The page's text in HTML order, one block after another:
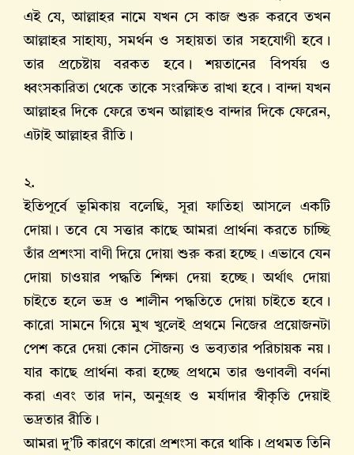
এই যে, আল্লাহর নামে যখন সে কাজ শুরু করবে তখন
আল্লাহর সাহায্য, সমর্থন ও সহায়তা তার সহযোগী হবে।
তার প্রচেষ্টায় বরকত হবে। শয়তানের বিপর্যয় ও
ধ্বংসকারিতা থেকে তাকে সংরক্ষিত রাখা হবে। বান্দা যখন
আল্লাহর দিকে ফেরে তখন আল্লাহও বান্দার দিকে ফেরেন,
এটাই আল্লাহর রীতি।
২.
ইতিপূর্বে ভূমিকায় বলেছি, সূরা ফাতিহা আসলে একটি
দোয়া। তবে যে সত্তার কাছে আমরা প্রার্থনা করতে চাচ্ছি
তাঁর প্রশংসা বাণী দিয়ে দোয়া শুরু করা হচ্ছে। এভাবে যেন
দোয়া চাওয়ার পদ্ধতি শিক্ষা দেয়া হচ্ছে। অর্থাৎ দোয়া
চাইতে হলে ভদ্র ও শালীন পদ্ধতিতে দোয়া চাইতে হবে।
কারো সামনে গিয়ে মুখ খুলেই প্রথমে নিজের প্রয়োজনটা
পেশ করে দেয়া কোন সৌজন্য ও ভব্যতার পরিচায়ক নয়।
যার কাছে প্রার্থনা করা হচ্ছে প্রথমে তার গুণাবলী বর্ণনা
করা এবং তার দান, অনুগ্রহ ও মর্যাদার স্বীকৃতি দেয়াই
ভদ্রতার রীতি।
আমরা দু’টি কারণে কারো প্রশংসা করে থাকি। প্রথমত তিনি